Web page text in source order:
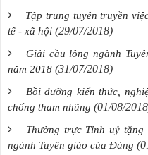
Tập trung tuyên truyền
tế - xã hội (29/07/2018)
Giải cầu lông ngành
năm 2018 (31/07/2018)
Bồi dưỡng kiến thức,
chống tham nhũng (01/08/
Thường trực Tỉnh uỷ
ngành Tuyên giáo của Đảng